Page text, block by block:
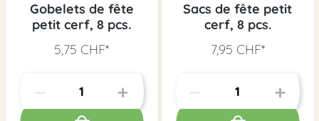
Gobelets de fête
petit cerf, 8 pcs.
5,75 CHF*
Sacs de fête petit
cerf, 8 pcs.
7,95 CHF*